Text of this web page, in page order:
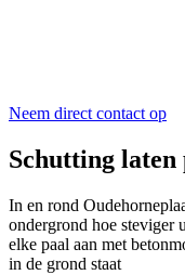
Neem direct contact op
Schutting laten
In en rond
ondergrond hoe steviger
elke paal aan met
in de grond staat